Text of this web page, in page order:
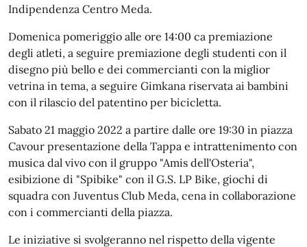
Indipendenza Centro Meda.
Domenica pomeriggio alle ore 14:00 ca premiazione
degli atleti, a seguire premiazione degli studenti con il
disegno più bello e dei commercianti con la miglior
vetrina in tema, a seguire Gimkana riservata ai bambini
con il rilascio del patentino per bicicletta.
Sabato 21 maggio 2022 a partire dalle ore 19:30 in piazza
Cavour presentazione della Tappa e intrattenimento con
musica dal vivo con il gruppo "Amis dell'Osteria",
esibizione di "Spibike" con il G.S. LP Bike, giochi di
squadra con Juventus Club Meda, cena in collaborazione
con i commercianti della piazza.
Le iniziative si svolgeranno nel rispetto della vigente